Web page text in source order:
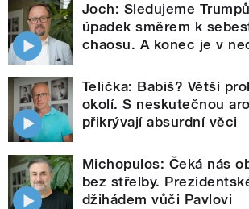
Joch: Sledujeme
úpadek směrem k
chaosu. A konec je v
Telička: Babiš? Větší
okolí. S neskutečnou
přikrývají absurdní věci
Michopulos: Čeká nás
bez střelby.
džihádem vůči Pavlovi